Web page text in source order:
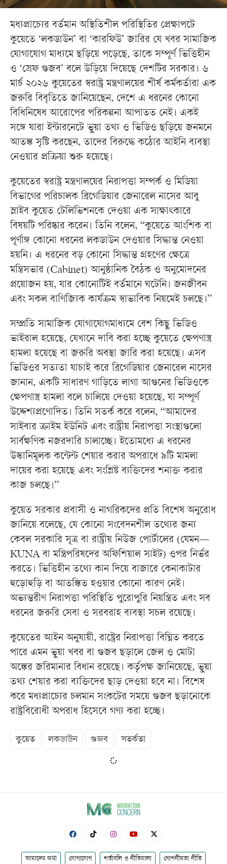
মধ্যপ্রাচ্যের বর্তমান অস্থিতিশীল পরিস্থিতির প্রেক্ষাপটে
কুয়েতে ‘লকডাউন’ বা ‘কারফিউ’ জারির যে খবর সামাজিক
যোগাযোগ মাধ্যমে ছড়িয়ে পড়েছে, তাকে সম্পূর্ণ ভিত্তিহীন
ও ‘স্রেফ গুজব’ বলে উড়িয়ে দিয়েছে দেশটির সরকার। ৬
মার্চ ২০২৬ কুয়েতের স্বরাষ্ট্র মন্ত্রণালয়ের শীর্ষ কর্মকর্তারা এক
জরুরি বিবৃতিতে জানিয়েছেন, দেশে এ ধরনের কোনো
বিধিনিষেধ আরোপের পরিকল্পনা আপাতত নেই। একই
সঙ্গে যারা ইন্টারনেটে ভুয়া তথ্য ও ভিডিও ছড়িয়ে জনমনে
আতঙ্ক সৃষ্টি করছেন, তাদের বিরুদ্ধে কঠোর আইনি ব্যবস্থা
নেওয়ার প্রক্রিয়া শুরু হয়েছে।
কুয়েতের স্বরাষ্ট্র মন্ত্রণালয়ের নিরাপত্তা সম্পর্ক ও মিডিয়া
বিভাগের পরিচালক ব্রিগেডিয়ার জেনারেল নাসের আবু
স্লাইব কুয়েত টেলিভিশনকে দেওয়া এক সাক্ষাৎকারে
বিষয়টি পরিষ্কার করেন। তিনি বলেন, “কুয়েতে আংশিক বা
পূর্ণাঙ্গ কোনো ধরনের লকডাউন দেওয়ার সিদ্ধান্ত নেওয়া
হয়নি। এ ধরনের বড় কোনো সিদ্ধান্ত গ্রহণের ক্ষেত্রে
মন্ত্রিসভার (Cabinet) আনুষ্ঠানিক বৈঠক ও অনুমোদনের
প্রয়োজন হয়, যার কোনোটিই বর্তমানে ঘটেনি। জনজীবন
এবং সকল বাণিজ্যিক কার্যক্রম স্বাভাবিক নিয়মেই চলছে।”
সম্প্রতি সামাজিক যোগাযোগমাধ্যমে বেশ কিছু ভিডিও
ভাইরাল হয়েছে, যেখানে দাবি করা হচ্ছে কুয়েতে ক্ষেপণাস্ত্র
হামলা হয়েছে বা জরুরি অবস্থা জারি করা হয়েছে। এসব
ভিডিওর সত্যতা যাচাই করে ব্রিগেডিয়ার জেনারেল নাসের
জানান, একটি সাধারণ গাড়িতে লাগা আগুনের ভিডিওকে
ক্ষেপণাস্ত্র হামলা বলে চালিয়ে দেওয়া হয়েছে, যা সম্পূর্ণ
উদ্দেশ্যপ্রণোদিত। তিনি সতর্ক করে বলেন, “আমাদের
সাইবার ক্রাইম ইউনিট এবং রাষ্ট্রীয় নিরাপত্তা সংস্থাগুলো
সার্বক্ষণিক নজরদারি চালাচ্ছে। ইতোমধ্যে এ ধরনের
উস্কানিমূলক কন্টেন্ট শেয়ার করার অপরাধে ৯টি মামলা
দায়ের করা হয়েছে এবং সংশ্লিষ্ট ব্যক্তিদের শনাক্ত করার
কাজ চলছে।”
কুয়েত সরকার প্রবাসী ও নাগরিকদের প্রতি বিশেষ অনুরোধ
জানিয়ে বলেছে, যে কোনো সংবেদনশীল তথ্যের জন্য
কেবল সরকারি সূত্র বা রাষ্ট্রীয় নিউজ পোর্টালের (যেমন—
KUNA বা মন্ত্রিপরিষদের অফিশিয়াল সাইট) ওপর নির্ভর
করতে। ভিত্তিহীন তথ্যে কান দিয়ে বাজারে কেনাকাটার
হুড়োহুড়ি বা আতঙ্কিত হওয়ার কোনো কারণ নেই।
অভ্যন্তরীণ নিরাপত্তা পরিস্থিতি পুরোপুরি নিয়ন্ত্রিত এবং সব
ধরনের জরুরি সেবা ও সরবরাহ ব্যবস্থা সচল রয়েছে।
কুয়েতের আইন অনুযায়ী, রাষ্ট্রের নিরাপত্তা বিঘ্নিত করতে
পারে এমন ভুয়া খবর বা গুজব ছড়ালে জেল ও মোটা
অঙ্কের জরিমানার বিধান রয়েছে। কর্তৃপক্ষ জানিয়েছে, ভুয়া
তথ্য শেয়ার করা ব্যক্তিদের ছাড় দেওয়া হবে না। বিশেষ
করে মধ্যপ্রাচ্যের চলমান সংকটের সময়ে গুজব ছড়ানোকে
রাষ্ট্রবিরোধী অপরাধ হিসেবে গণ্য করা হচ্ছে।
কুয়েত লকডাউন গুজব সতর্কতা
আমাদের কথা যোগাযোগ শর্তাবলি ও নীতিমালা গোপনীয়তা নীতি